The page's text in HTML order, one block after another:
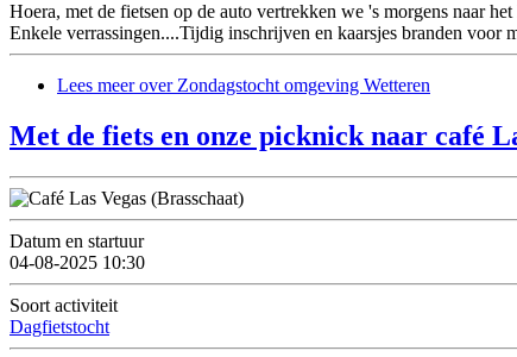
Hoera, met de fietsen op de auto vertrekken we 's morgens naar
Enkele verrassingen....Tijdig inschrijven en kaarsjes branden voor
Lees meerover Zondagstocht omgeving Wetteren
Met de fiets en onze picknick naar café
Datum en startuur
04-08-2025 10:30
Soort activiteit
Dagfietstocht